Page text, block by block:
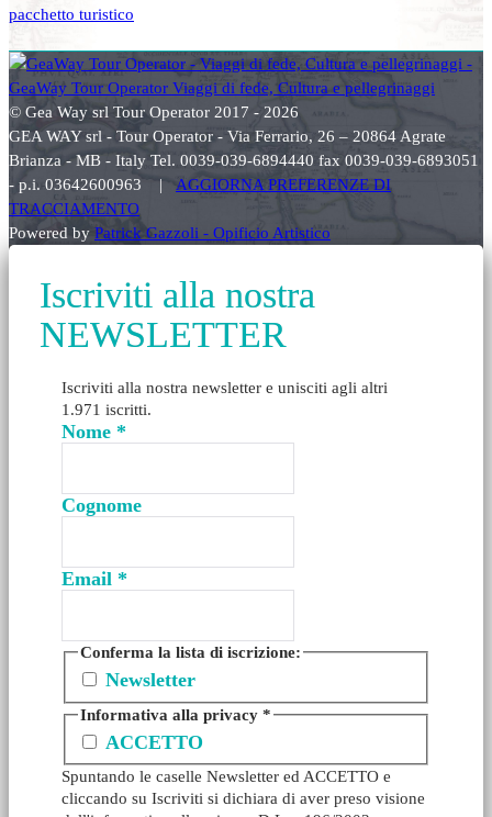
pacchetto turistico
© Gea Way srl Tour Operator 2017 - 2026
GEA WAY srl - Tour Operator - Via Ferrario, 26 – 20864 Agrate
Brianza - MB - Italy Tel. 0039-039-6894440 fax 0039-039-6893051
- p.i. 03642600963 | AGGIORNA PREFERENZE DI
TRACCIAMENTO
Powered by Patrick Gazzoli - Opificio Artistico
Iscriviti alla nostra
NEWSLETTER
Iscriviti alla nostra newsletter e unisciti agli altri
1.971 iscritti.
Nome *
Cognome
Email *
Conferma la lista di iscrizione:
Newsletter
Informativa alla privacy*
ACCETTO
Spuntando le caselle Newsletter ed ACCETTO e
cliccando su Iscriviti si dichiara di aver preso visione